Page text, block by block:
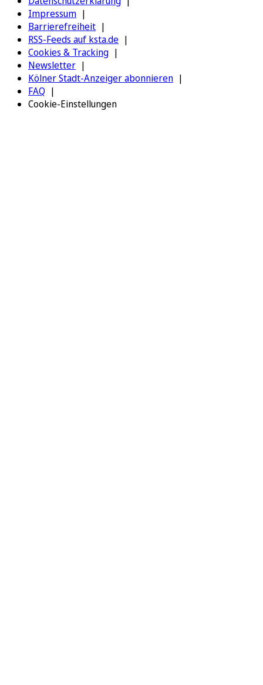
Impressum
Barrierefreiheit
RSS-Feeds auf ksta.de
Cookies & Tracking
Newsletter
Kölner Stadt-Anzeiger abonnieren
FAQ
Cookie-Einstellungen